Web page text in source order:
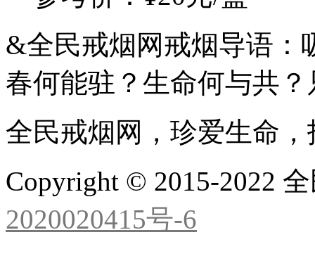
&全民戒烟网戒烟导语：
春何能驻？生命何与共
全民戒烟网，珍爱生命
Copyright © 2015-2022
2020020415号-6